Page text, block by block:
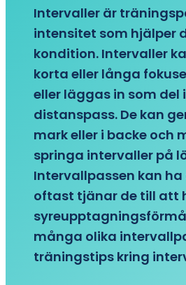
Intervaller är
intensitet som hjälper
kondition. Intervaller
korta eller långa
eller läggas in som del
distanspass. De kan
mark eller i backe och
springa intervaller på
Intervallpassen kan
oftast tjänar de till att
många olika
träningstips kring